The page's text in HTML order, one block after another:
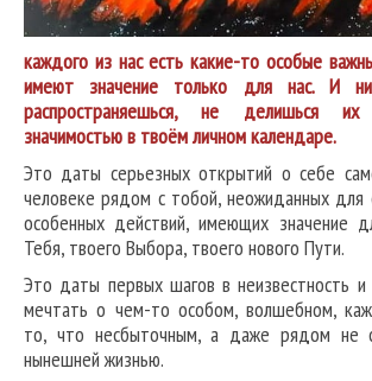
каждого из нас есть какие-то особые
имеют значение только для нас. И
распространяешься, не делишься их
значимостью в твоём личном календаре.
Это даты серьезных открытий о себе
человеке рядом с тобой, неожиданных для
особенных действий, имеющих значение
Тебя, твоего Выбора, твоего нового Пути.
Это даты первых шагов в неизвестность
мечтать о чем-то особом, волшебном,
то, что несбыточным, а даже рядом не
нынешней жизнью.